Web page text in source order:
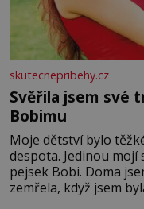
skutecnepribehy.cz
Svěřila jsem své
Bobimu
Moje dětství bylo
despota. Jedinou
pejsek Bobi. Doma
zemřela, když jsem